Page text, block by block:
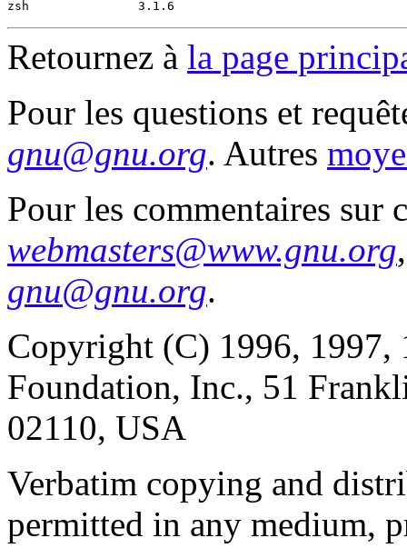
Retournez à la page
Pour les questions et
gnu@gnu.org. Autres
Pour les commentaires sur
webmasters@www.gnu.org
gnu@gnu.org.
Copyright (C) 1996, 1997,
Foundation, Inc., 51
02110, USA
Verbatim copying and
permitted in any medium,